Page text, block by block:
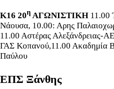
Κ16 20ηΑΓΩΝΙΣΤΙΚΗ 11.00
Νάουσα, 10.00: Αρης
11.00 Αστέρας Αλεξάνδρειας-
ΓΑΣ Κοπανού,11.00 Ακαδημία
Παύλου
ΕΠΣ Ξάνθης